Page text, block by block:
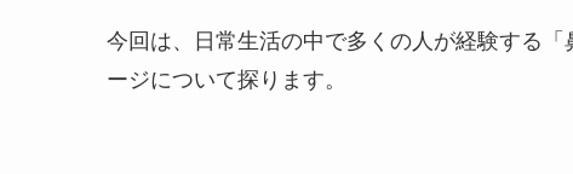
今回は、日常生活の中で多くの人が経験する
ージについて探ります。